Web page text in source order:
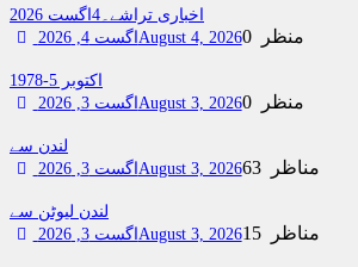
اخباری تراشے۔4اگست 2026
اگست 4, 2026 August 4, 2026 0 منظر
اکتوبر 5-1978
اگست 3, 2026 August 3, 2026 0 منظر
لندن سے
اگست 3, 2026 August 3, 2026 63 مناظر
لندن لیوٹن سے
اگست 3, 2026 August 3, 2026 15 مناظر